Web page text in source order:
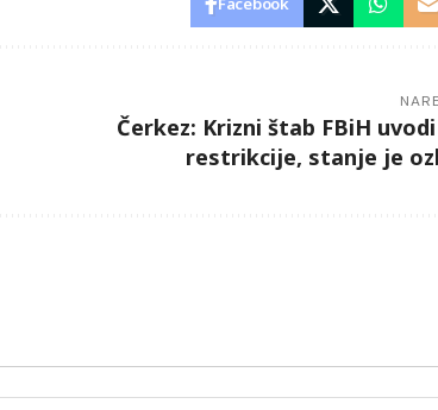
Čerkez: Krizni štab FBiH
restrikcije, stanje je